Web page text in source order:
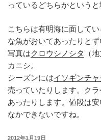
っているどちらかという
こちらは有明海に面して
な魚がおいてあったりと
写真はクロウシノシタ
（
カニシ。
シーズンにはイソギンチャ
売っていたりします。ク
あったりします。値段は
なかできないですね。
投
2012年1月19日